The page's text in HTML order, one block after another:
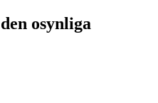
osynliga